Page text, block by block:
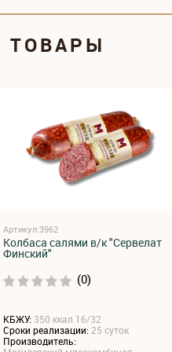
Артикул:3962
Колбаса салями в/к "Сервелат
Финский"
(0)
КБЖУ: 350 ккал 16/32
Сроки реализации: 25 суток
Производитель: